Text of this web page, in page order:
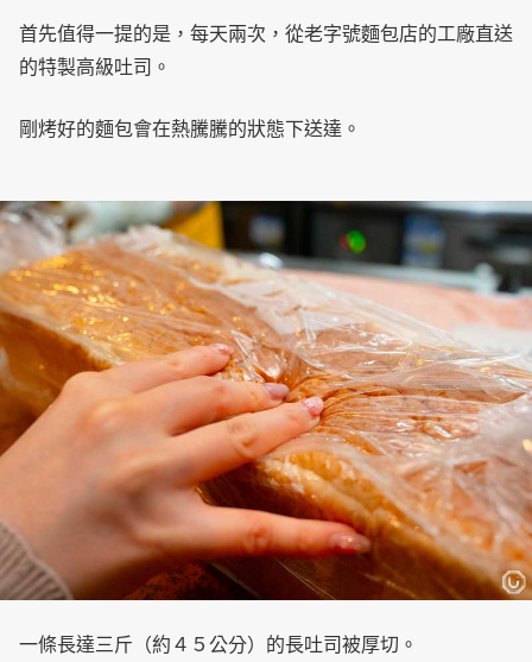
首先值得一提的是，每天兩次，從老字號麵包店的工廠直送
的特製高級吐司。
剛烤好的麵包會在熱騰騰的狀態下送達。
一條長達三斤（約４５公分）的長吐司被厚切。